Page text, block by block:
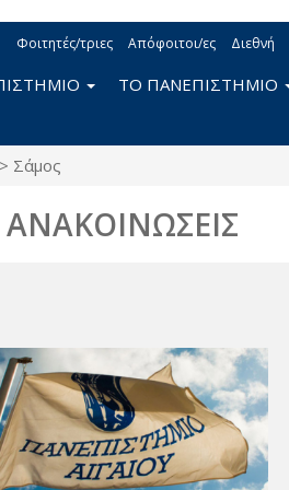
Φοιτητές/τριες Απόφοιτοι/ες Διεθνή
ΤΟ ΠΑΝΕΠΙΣΤΗΜΙΟ
> Σάμος